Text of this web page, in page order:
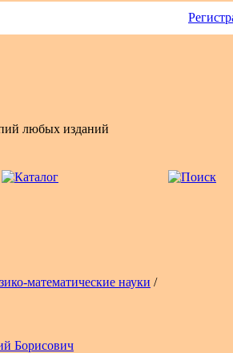
любых изданий
математические науки /
Борисович